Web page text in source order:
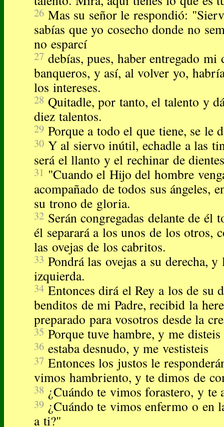
26 Mas su señor le respondió:
sabías que yo cosecho donde no
no esparcí
27 debías, pues, haber entregado mi
banqueros, y así, al volver yo,
los intereses.
28 Quitadle, por tanto, el talento y
diez talentos.
29 Porque a todo el que tiene, se le
30 Y al siervo inútil, echadle a las
será el llanto y el rechinar de
31 "Cuando el Hijo del hombre
acompañado de todos sus ángeles,
su trono de gloria.
32 Serán congregadas delante de él
él separará a los unos de los otros,
las ovejas de los cabritos.
33 Pondrá las ovejas a su derecha,
izquierda.
34 Entonces dirá el Rey a los de su
benditos de mi Padre, recibid la
preparado para vosotros desde la
35 Porque tuve hambre, y me
36 estaba desnudo, y me vestisteis
37 Entonces los justos le
vimos hambriento, y te dimos de
38 ¿Cuándo te vimos forastero, y te
39 ¿Cuándo te vimos enfermo o en
a ti?"